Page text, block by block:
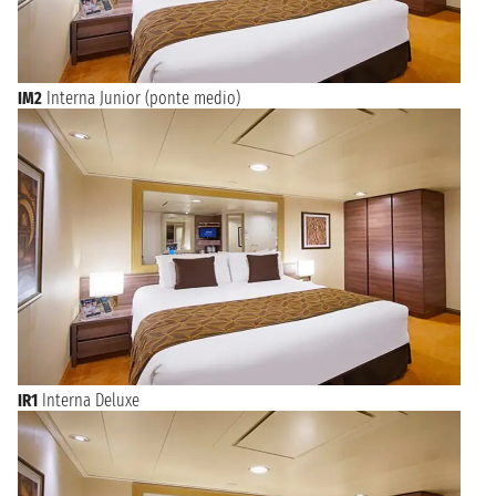
IM2 Interna Junior (ponte medio)
IR1 Interna Deluxe